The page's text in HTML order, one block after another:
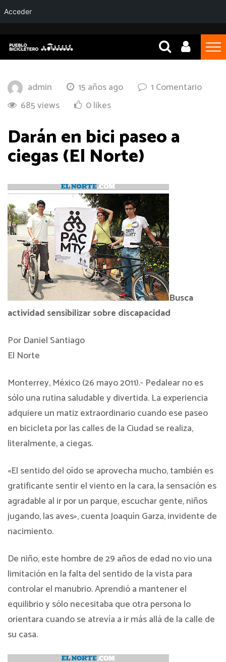
admin 15 años ago
1 Comentario
685 views
0 likes
Darán en bici paseo a
ciegas (El Norte)
Busca
actividad sensibilizar sobre discapacidad
Por Daniel Santiago
El Norte
Monterrey, México (26 mayo 2011).- Pedalear no es
sólo una rutina saludable y divertida. La experiencia
adquiere un matiz extraordinario cuando ese paseo
en bicicleta por las calles de la Ciudad se realiza,
literalmente, a ciegas.
«El sentido del oído se aprovecha mucho, también es
gratificante sentir el viento en la cara, la sensación es
agradable al ir por un parque, escuchar gente, niños
jugando, las aves», cuenta Joaquín Garza, invidente de
nacimiento.
De niño, este hombre de 29 años de edad no vio una
limitación en la falta del sentido de la vista para
controlar el manubrio. Aprendió a mantener el
equilibrio y sólo necesitaba que otra persona lo
orientara cuando se atrevía a ir más allá de la calle de
su casa.
Acceder